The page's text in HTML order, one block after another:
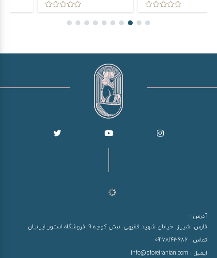
آدرس :
فارس. شیراز. خیابان شهید فقیهی. نبش کوچه 9. فروشگاه استور ایرانیان
تماس : 09178143686
ایمیل : info@storeiranian.com